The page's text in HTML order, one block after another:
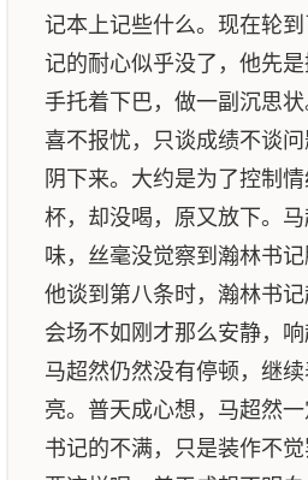
记本上记些什么。现在轮
记的耐心似乎没了，他先
手托着下巴，做一副沉思
喜不报忧，只谈成绩不谈
阴下来。大约是为了控制
杯，却没喝，原又放下。
味，丝毫没觉察到瀚林书记
他谈到第八条时，瀚林书记
会场不如刚才那么安静，响
马超然仍然没有停顿，继
亮。普天成心想，马超然
书记的不满，只是装作不